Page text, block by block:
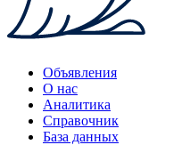
Объявления
О нас
Аналитика
Справочник
База данных